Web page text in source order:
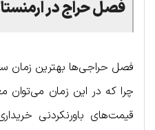
فصل حراج در
فصل حراجی‌ها بهترین زمان
چرا که در این زمان می‌توان
قیمت‌های باورنکردنی